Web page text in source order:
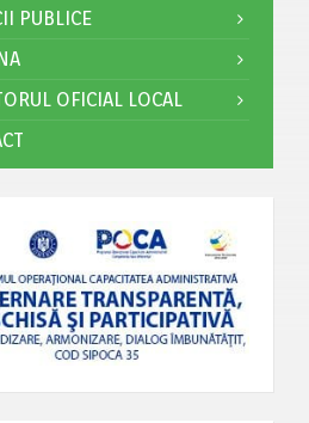
PUBLICE
OFICIAL LOCAL